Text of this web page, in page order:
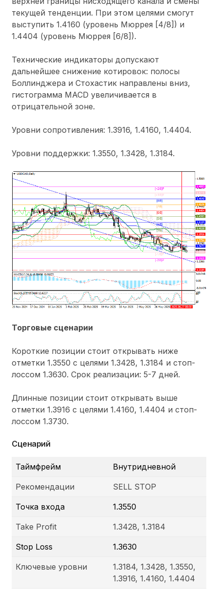
текущей тенденции. При этом целями смогут
выступить 1.4160 (уровень Мюррея [4/8]) и
1.4404 (уровень Мюррея [6/8]).
Технические индикаторы допускают
дальнейшее снижение котировок: полосы
Боллинджера и Стохастик направлены вниз,
гистограмма MACD увеличивается в
отрицательной зоне.
Уровни сопротивления: 1.3916, 1.4160, 1.4404.
Уровни поддержки: 1.3550, 1.3428, 1.3184.
Торговые сценарии
Короткие позиции стоит открывать ниже
отметки 1.3550 с целями 1.3428, 1.3184 и стоп-
лоссом 1.3630. Срок реализации: 5-7 дней.
Длинные позиции стоит открывать выше
отметки 1.3916 с целями 1.4160, 1.4404 и стоп-
лоссом 1.3730.
Сценарий
Таймфрейм Внутридневной
Рекомендации SELL STOP
Точка входа 1.3550
Take Profit 1.3428, 1.3184
Stop Loss 1.3630
Ключевые уровни
1.3184, 1.3428, 1.3550,
1.3916, 1.4160, 1.4404